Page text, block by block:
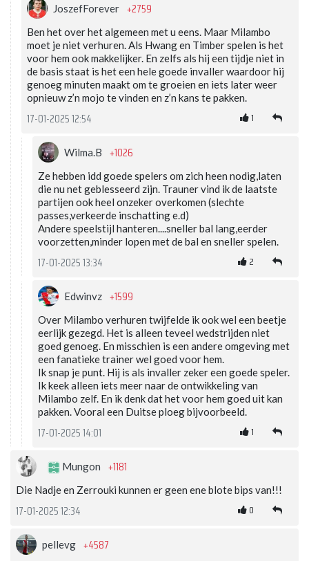
JoszefForever +2759
Ben het over het algemeen met u eens. Maar Milambo
moet je niet verhuren. Als Hwang en Timber spelen is het
voor hem ook makkelijker. En zelfs als hij een tijdje niet in
de basis staat is het een hele goede invaller waardoor hij
genoeg minuten maakt om te groeien en iets later weer
opnieuw z’n mojo te vinden en z’n kans te pakken.
17-01-2025 12:54 1
Wilma.B +1026
Ze hebben idd goede spelers om zich heen nodig,laten
die nu net geblesseerd zijn. Trauner vind ik de laatste
partijen ook heel onzeker overkomen (slechte
passes,verkeerde inschatting e.d)
Andere speelstijl hanteren....sneller bal lang,eerder
voorzetten,minder lopen met de bal en sneller spelen.
17-01-2025 13:34 2
Edwinvz +1599
Over Milambo verhuren twijfelde ik ook wel een beetje
eerlijk gezegd. Het is alleen teveel wedstrijden niet
goed genoeg. En misschien is een andere omgeving met
een fanatieke trainer wel goed voor hem.
Ik snap je punt. Hij is als invaller zeker een goede speler.
Ik keek alleen iets meer naar de ontwikkeling van
Milambo zelf. En ik denk dat het voor hem goed uit kan
pakken. Vooral een Duitse ploeg bijvoorbeeld.
17-01-2025 14:01 1
Mungon +1181
Die Nadje en Zerrouki kunnen er geen ene blote bips van!!!
17-01-2025 12:34 0
pellevg +4587